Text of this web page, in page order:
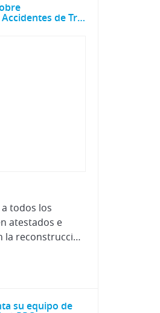
Reconstrucción de Accidentes de Tráfico
todos los
atestados e
informes relacionados con la reconstrucción de accidentes de tráfico o que de alguna manera se encuentren relacionados con esta actividad.
su equipo de